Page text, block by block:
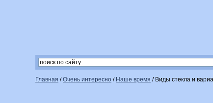
Главная /Очень интересно / Наше время / Виды стекла и